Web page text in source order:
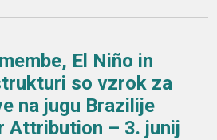
El Niño in
so vzrok za
na jugu Brazilije
Attribution – 3. junij